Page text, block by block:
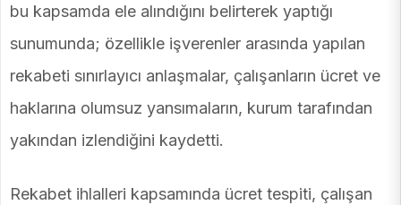
bu kapsamda ele alındığını belirterek yaptığı
sunumunda; özellikle işverenler arasında yapılan
rekabeti sınırlayıcı anlaşmalar, çalışanların ücret ve
haklarına olumsuz yansımaların, kurum tarafından
yakından izlendiğini kaydetti.
Rekabet ihlalleri kapsamında ücret tespiti, çalışan